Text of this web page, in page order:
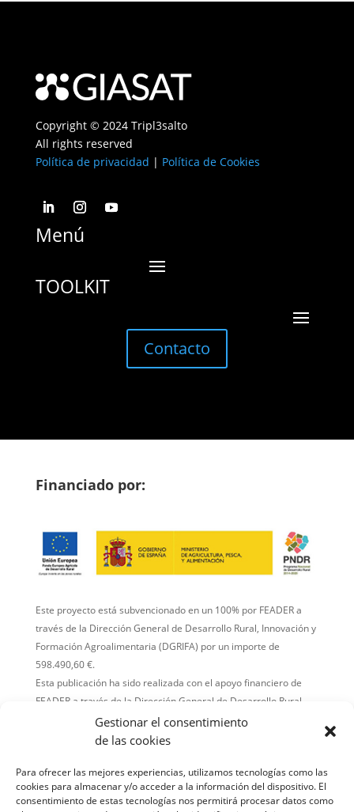
Gestionar el consentimiento
de las cookies
Para ofrecer las mejores experiencias, utilizamos tecnologías como las
cookies para almacenar y/o acceder a la información del dispositivo. El
consentimiento de estas tecnologías nos permitirá procesar datos como
Copyright © 2024 Tripl3salto
All rights reserved
Política de privacidad | Política de Cookies
Menú
TOOLKIT
Contacto
Financiado por:
Este proyecto está subvencionado en un 100% por FEADER a
través de la Dirección General de Desarrollo Rural, Innovación y
Formación Agroalimentaria (DGRIFA) por un importe de
598.490,60 €.
Esta publicación ha sido realizada con el apoyo financiero de
FEADER a través de la Dirección General de Desarrollo Rural,
Innovación y Formación Agroalimentaria (DGRIFA).
El contenido de la publicación es responsabilidad exclusiva de
financiador.
Comisión Europea